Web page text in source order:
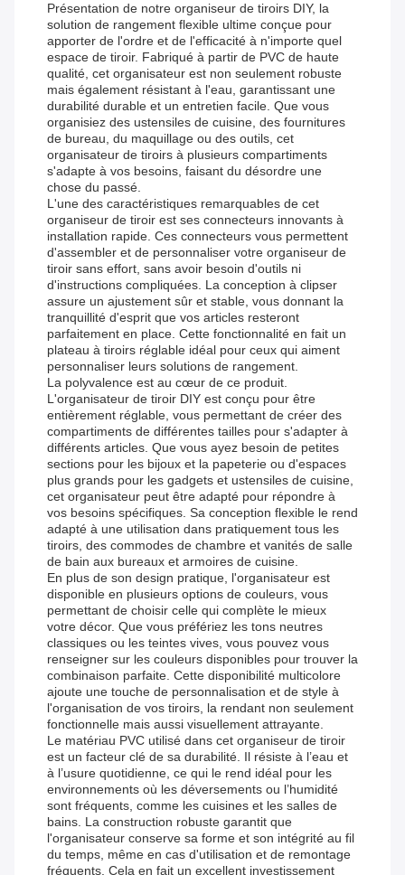
Présentation de notre organiseur de tiroirs DIY, la
solution de rangement flexible ultime conçue pour
apporter de l'ordre et de l'efficacité à n'importe quel
espace de tiroir. Fabriqué à partir de PVC de haute
qualité, cet organisateur est non seulement robuste
mais également résistant à l'eau, garantissant une
durabilité durable et un entretien facile. Que vous
organisiez des ustensiles de cuisine, des fournitures
de bureau, du maquillage ou des outils, cet
organisateur de tiroirs à plusieurs compartiments
s'adapte à vos besoins, faisant du désordre une
chose du passé.
L'une des caractéristiques remarquables de cet
organiseur de tiroir est ses connecteurs innovants à
installation rapide. Ces connecteurs vous permettent
d'assembler et de personnaliser votre organiseur de
tiroir sans effort, sans avoir besoin d'outils ni
d'instructions compliquées. La conception à clipser
assure un ajustement sûr et stable, vous donnant la
tranquillité d'esprit que vos articles resteront
parfaitement en place. Cette fonctionnalité en fait un
plateau à tiroirs réglable idéal pour ceux qui aiment
personnaliser leurs solutions de rangement.
La polyvalence est au cœur de ce produit.
L'organisateur de tiroir DIY est conçu pour être
entièrement réglable, vous permettant de créer des
compartiments de différentes tailles pour s'adapter à
différents articles. Que vous ayez besoin de petites
sections pour les bijoux et la papeterie ou d'espaces
plus grands pour les gadgets et ustensiles de cuisine,
cet organisateur peut être adapté pour répondre à
vos besoins spécifiques. Sa conception flexible le rend
adapté à une utilisation dans pratiquement tous les
tiroirs, des commodes de chambre et vanités de salle
de bain aux bureaux et armoires de cuisine.
En plus de son design pratique, l'organisateur est
disponible en plusieurs options de couleurs, vous
permettant de choisir celle qui complète le mieux
votre décor. Que vous préfériez les tons neutres
classiques ou les teintes vives, vous pouvez vous
renseigner sur les couleurs disponibles pour trouver la
combinaison parfaite. Cette disponibilité multicolore
ajoute une touche de personnalisation et de style à
l'organisation de vos tiroirs, la rendant non seulement
fonctionnelle mais aussi visuellement attrayante.
Le matériau PVC utilisé dans cet organiseur de tiroir
est un facteur clé de sa durabilité. Il résiste à l’eau et
à l’usure quotidienne, ce qui le rend idéal pour les
environnements où les déversements ou l’humidité
sont fréquents, comme les cuisines et les salles de
bains. La construction robuste garantit que
l'organisateur conserve sa forme et son intégrité au fil
du temps, même en cas d'utilisation et de remontage
fréquents. Cela en fait un excellent investissement